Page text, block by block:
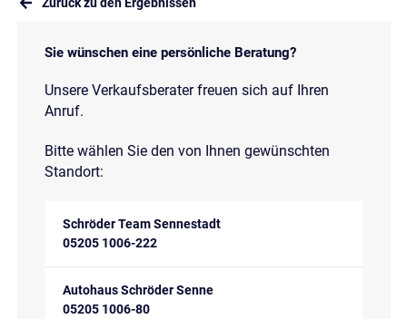
Sie wünschen eine persönliche Beratung?
Unsere Verkaufsberater freuen sich auf Ihren
Anruf.
Bitte wählen Sie den von Ihnen gewünschten
Standort:
Schröder Team Sennestadt
05205 1006-222
Autohaus Schröder Senne
05205 1006-80